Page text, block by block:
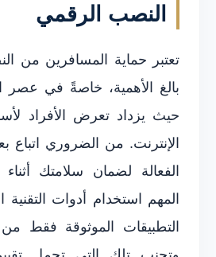
النصب الرقمي
تعتبر حماية المسافرين من
بالغ الأهمية، خاصةً في عصر
حيث يزداد تعرض الأفراد
الإنترنت. من الضروري اتباع
الفعالة لضمان سلامتك
المهم استخدام أدوات التقنية
التطبيقات الموثوقة فقط من